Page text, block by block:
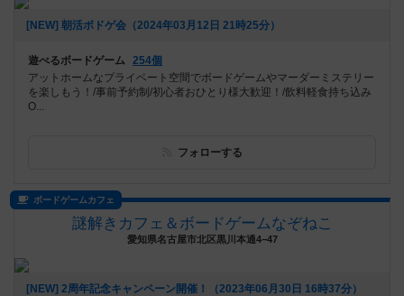
[NEW] 朝活ボドゲ会（2024年03月12日 21時25分）
遊べるボードゲーム 254個
アットホームなプライベート空間でボードゲームやマーダーミステリー
を楽しもう！/事前予約制/初心者おひとり様大歓迎！/飲料軽食持ち込み
O...
フォローする
ボードゲームカフェ
謎解きカフェ＆ボードゲームなぞねこ
愛知県名古屋市北区黒川本通4−47
[NEW] 2周年記念キャンペーン開催！（2023年06月30日 16時37分）